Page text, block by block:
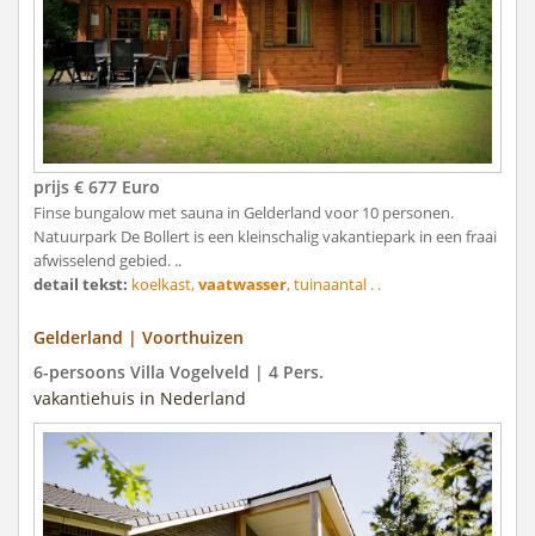
prijs € 677 Euro
Finse bungalow met sauna in Gelderland voor 10 personen.
Natuurpark De Bollert is een kleinschalig vakantiepark in een fraai
afwisselend gebied. ..
detail tekst: koelkast,vaatwasser, tuinaantal . .
Gelderland | Voorthuizen
6-persoons Villa Vogelveld | 4 Pers.
vakantiehuis in Nederland